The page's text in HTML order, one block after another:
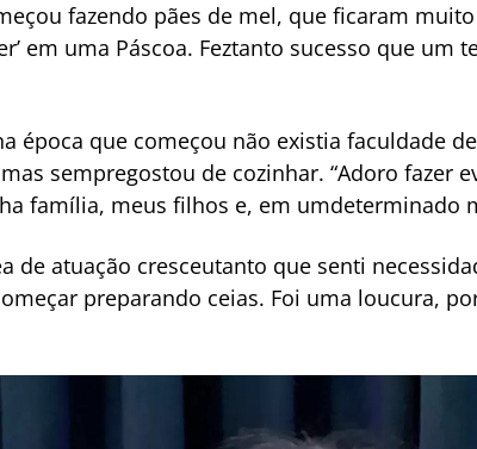
fazendo pães de mel, que ficaram
em uma Páscoa. Feztanto sucesso que
época que começou não existia faculdade
sempregostou de cozinhar. “Adoro fazer
família, meus filhos e, em umdeterminado
de atuação cresceutanto que senti
preparando ceias. Foi uma loucura,